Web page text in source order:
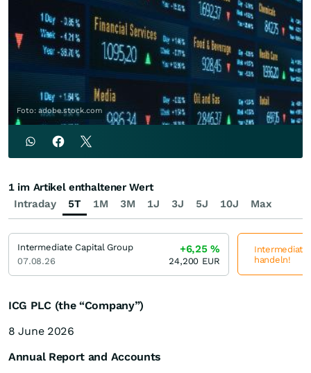
Foto: adobe.stock.com
ICG PLC (the “Company”)
8 June 2026
Annual Report and Accounts
Intraday 5T 1M 3M 1J 3J 5J 10J Max
1 im Artikel enthaltener Wert
Intermediate Capital Group
07.08.26
+6,25%
24,200 EUR
Intermediate
handeln!